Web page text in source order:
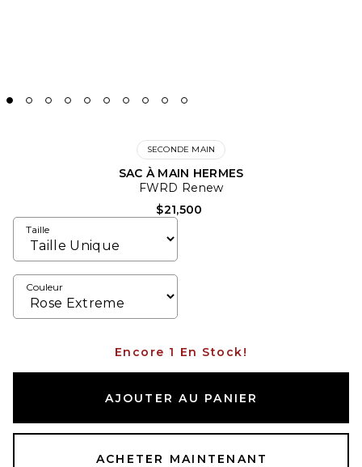
SECONDE MAIN
SAC À MAIN HERMES
FWRD Renew
$21,500
Taille
Couleur
Encore 1 En Stock!
AJOUTER AU PANIER
ACHETER MAINTENANT